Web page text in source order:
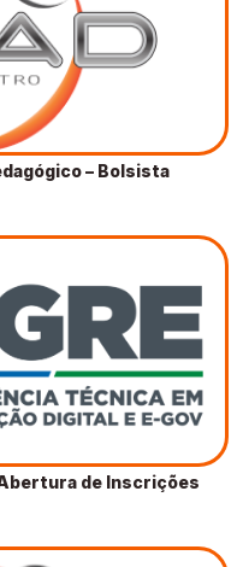
– Bolsista
de Inscrições